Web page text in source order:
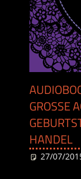
GROSSE
ANDEL
27/07/